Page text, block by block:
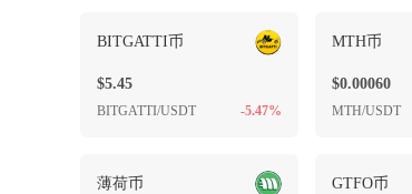
BITGATTI币
$5.45
BITGATTI/USDT -5.47%
MTH币
$0.00060
MTH/USDT
薄荷币 GTFO币